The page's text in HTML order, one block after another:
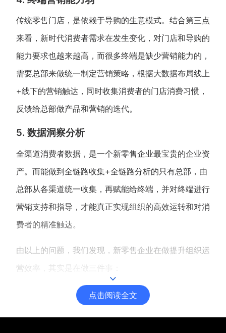
传统零售门店，是依赖于导购的生意模式。结合第三点
来看，新时代消费者需求在发生变化，对门店和导购的
能力要求也越来越高，而很多终端是缺少营销能力的，
需要总部来做统一制定营销策略，根据大数据布局线上
+线下的营销触达，同时收集消费者的门店消费习惯，
反馈给总部做产品和营销的迭代。
5. 数据洞察分析
全渠道消费者数据，是一个新零售企业最宝贵的企业资
产。而能做到全链路收集+全链路分析的只有总部，由
总部从各渠道统一收集，再赋能给终端，并对终端进行
营销支持和指导，才能真正实现组织的高效运转和对消
费者的精准触达。
由以上的问题，我们发现，新零售企业在做提升组织运
营效率，其实是在做三件事：
点击阅读全文